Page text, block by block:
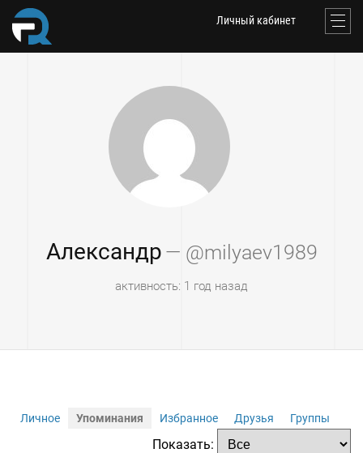
Личный кабинет
Александр — @milyaev1989
активность: 1 год назад
Личное Упоминания Избранное Друзья Группы
Показать: